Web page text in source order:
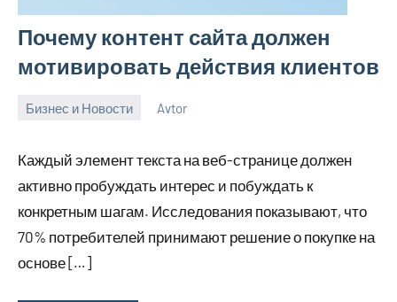
Почему контент сайта должен
мотивировать действия клиентов
Бизнес и Новости
2025
Avtor
Каждый элемент текста на веб-странице должен
активно пробуждать интерес и побуждать к
конкретным шагам. Исследования показывают, что
70% потребителей принимают решение о покупке на
основе […]